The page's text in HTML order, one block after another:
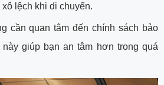
lệch khi di chuyển.
cần quan tâm đến chính sách bảo
giúp bạn an tâm hơn trong quá